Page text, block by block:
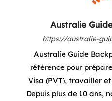
Australie
https://australie-
Australie Guide
référence pour
Visa (PVT), travailler
Depuis plus de 10 ans,